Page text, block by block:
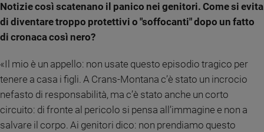
Video
Privacy
Policy
Chi
Notizie così scatenano il panico nei genitori. Come si evita
di diventare troppo protettivi o "soffocanti" dopo un fatto
di cronaca così nero?
«Il mio è un appello: non usate questo episodio tragico per
tenere a casa i figli. A Crans-Montana c’è stato un incrocio
nefasto di responsabilità, ma c’è stato anche un corto
circuito: di fronte al pericolo si pensa all’immagine e non a
salvare il corpo. Ai genitori dico: non prendiamo questo